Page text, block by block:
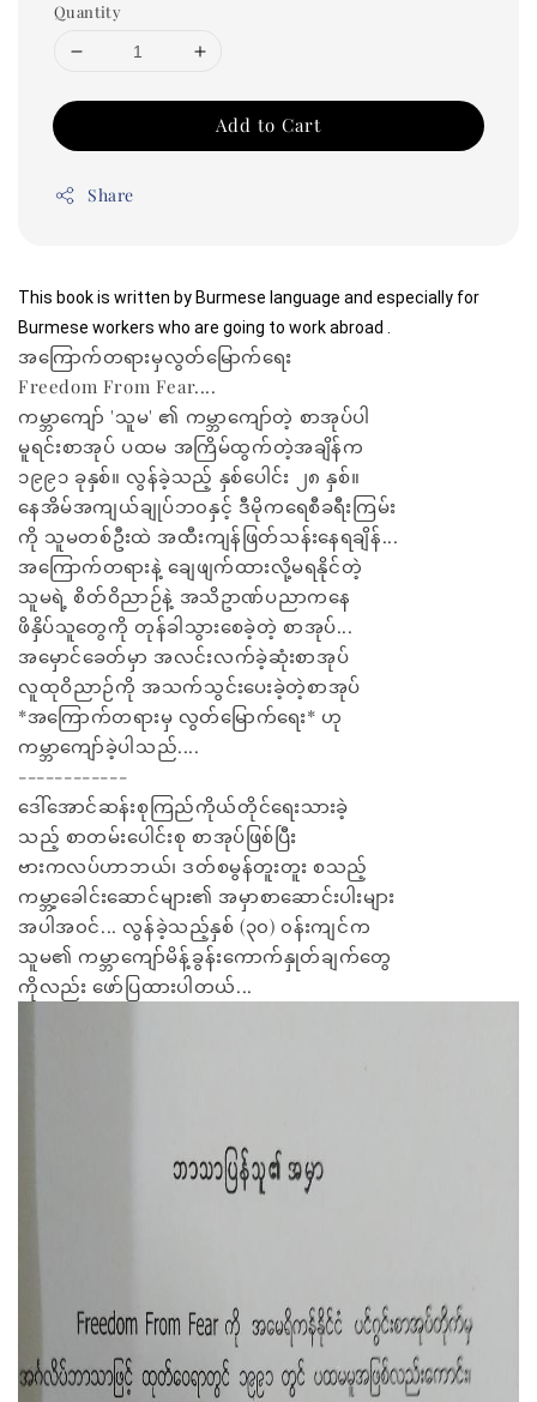
Quantity
Add to Cart
Share
This book is written by Burmese language and especially for
Burmese workers who are going to work abroad .
အကြောက်တရားမှလွတ်မြောက်ရေး
Freedom From Fear....
ကမ္ဘာကျော် 'သူမ' ၏ ကမ္ဘာကျော်တဲ့ စာအုပ်ပါ
မူရင်းစာအုပ် ပထမ အကြိမ်ထွက်တဲ့အချိန်က
၁၉၉၁ ခုနှစ်။ လွန်ခဲ့သည့် နှစ်ပေါင်း ၂၈ နှစ်။
နေအိမ်အကျယ်ချုပ်ဘ၀နှင့် ဒီမိုကရေစီခရီးကြမ်း
ကို သူမတစ်ဦးထဲ အထီးကျန်ဖြတ်သန်းနေရချိန်...
အကြောက်တရားနဲ့ ချေဖျက်ထားလို့မရနိုင်တဲ့
သူမရဲ့ စိတ်ဝိညာဉ်နဲ့ အသိဥာဏ်ပညာကနေ
ဖိနှိပ်သူတွေကို တုန်ခါသွားစေခဲ့တဲ့ စာအုပ်...
အမှောင်ခေတ်မှာ အလင်းလက်ခဲ့ဆုံးစာအုပ်
လူထုဝိညာဉ်ကို အသက်သွင်းပေးခဲ့တဲ့စာအုပ်
*အကြောက်တရားမှ လွတ်မြောက်ရေး* ဟု
ကမ္ဘာကျော်ခဲ့ပါသည်....
------------
ဒေါ်အောင်ဆန်းစုကြည်ကိုယ်တိုင်ရေးသားခဲ့
သည့် စာတမ်းပေါင်းစု စာအုပ်ဖြစ်ပြီး
ဗားကလပ်ဟာဘယ်၊ ဒတ်စမွန်တူးတူး စသည့်
ကမ္ဘာ့ခေါင်းဆောင်များ၏ အမှာစာဆောင်းပါးများ
အပါအ၀င်... လွန်ခဲ့သည့်နှစ် (၃၀) ၀န်းကျင်က
သူမ၏ ကမ္ဘာကျော်မိန့်ခွန်းကောက်နှုတ်ချက်တွေ
ကိုလည်း ဖော်ပြထားပါတယ်...